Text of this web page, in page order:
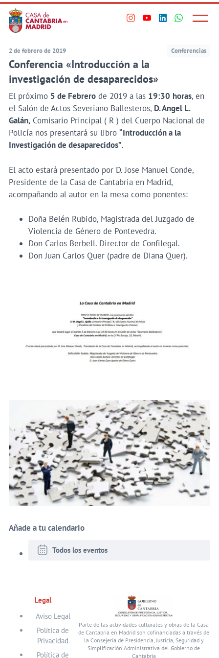
Saltar
al
contenido
principal
VisitaVisitaVisita
perfil
Visita
perfil
Principal
Menú
2 de febrero de 2019 Conferencias
Conferencia «Introducción a la
investigación de desaparecidos»
El próximo 5 de Febrerode 2019 a las 19:30 horas, en
el Salón de Actos Severiano Ballesteros, D. Angel L.
Galán,Comisario Principal ( R ) del Cuerpo Nacional de
Policía nos presentará su libro “Introducción a la
Investigación de desaparecidos”.
El acto estará presentado por D. Jose Manuel Conde,
Presidente de la Casa de Cantabria en Madrid,
acompañando al autor en la mesa como ponentes:
Doña Belén Rubido, Magistrada del Juzgado de
Violencia de Género de Pontevedra.
Don Carlos Berbell. Director de Confilegal.
Don Juan Carlos Quer (padre de Diana Quer).
Añade a tu calendario
Todos los eventos
Legal
Aviso Legal
Política de
Privacidad
Política de
Parte de las actividades culturales y obras de la Casa
de Cantabria en Madrid son cofinanciadas a través de
la Consejería de Presidencia, Justicia, Seguridad y
Simplificación Administrativa del Gobierno de
Cantabria